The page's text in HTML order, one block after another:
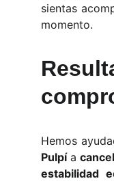
sientas
momento.
Hemos
Pulpía
estabilidad